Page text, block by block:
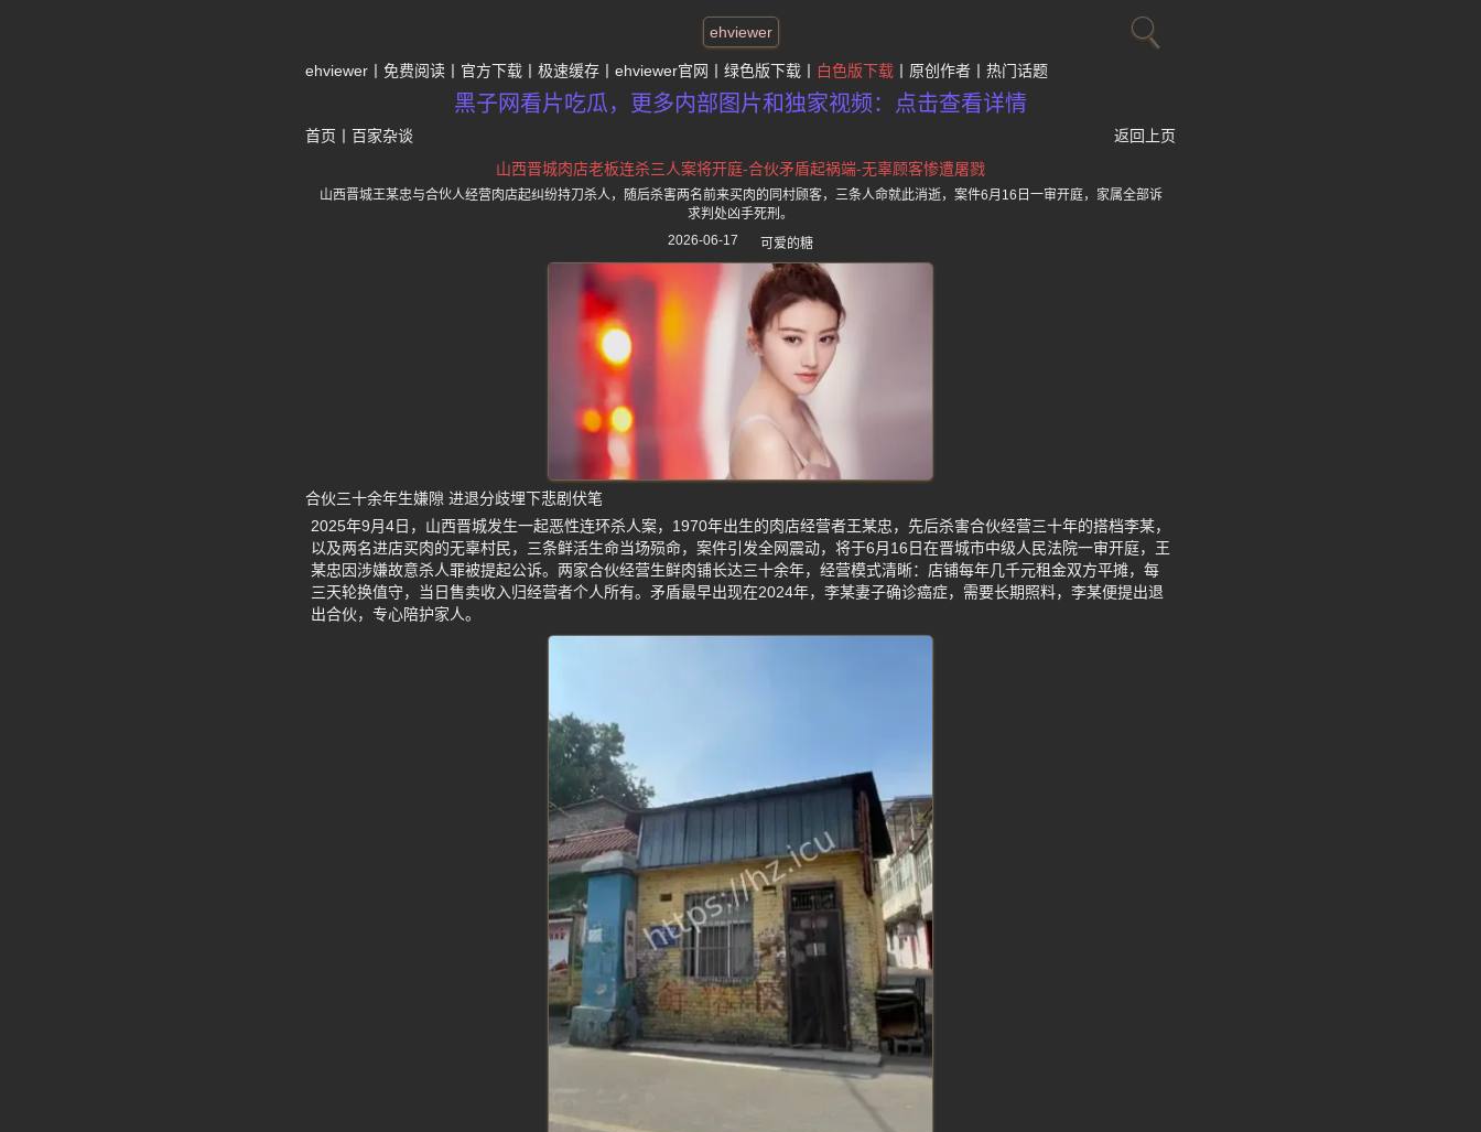
ehviewer
ehviewer 免费阅读 官方下载 极速缓存 ehviewer官网 绿色版下载 白色版下载 原创作者 热门话题
黑子网看片吃瓜，更多内部图片和独家视频：点击查看详情
首页 百家杂谈
返回上页
山西晋城肉店老板连杀三人案将开庭-合伙矛盾起祸端-无辜顾客惨遭屠戮
山西晋城王某忠与合伙人经营肉店起纠纷持刀杀人，随后杀害两名前来买肉的同村顾客，三条人命就此消逝，案件6月16日一审开庭，家属全部诉
求判处凶手死刑。
2026-06-17
可爱的糖
合伙三十余年生嫌隙 进退分歧埋下悲剧伏笔
2025年9月4日，山西晋城发生一起恶性连环杀人案，1970年出生的肉店经营者王某忠，先后杀害合伙经营三十年的搭档李某，
以及两名进店买肉的无辜村民，三条鲜活生命当场殒命，案件引发全网震动，将于6月16日在晋城市中级人民法院一审开庭，王
某忠因涉嫌故意杀人罪被提起公诉。两家合伙经营生鲜肉铺长达三十余年，经营模式清晰：店铺每年几千元租金双方平摊，每
三天轮换值守，当日售卖收入归经营者个人所有。矛盾最早出现在2024年，李某妻子确诊癌症，需要长期照料，李某便提出退
出合伙，专心陪护家人。